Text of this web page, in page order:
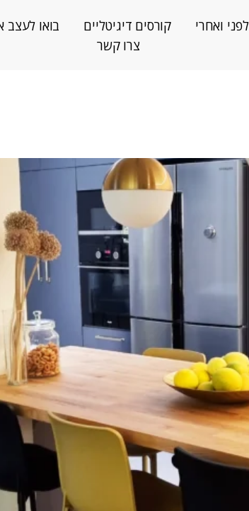
לפני ואחרי קורסים דיגיטליים בואו לעצב
צרו קשר